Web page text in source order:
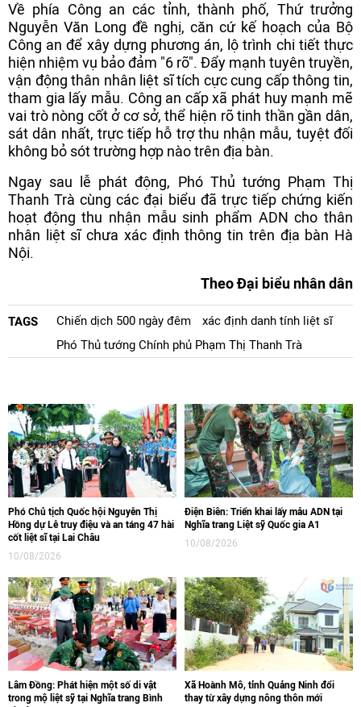
Về phía Công an các tỉnh, thành phố, Thứ trưởng
Nguyễn Văn Long đề nghị, căn cứ kế hoạch của Bộ
Công an để xây dựng phương án, lộ trình chi tiết thực
hiện nhiệm vụ bảo đảm "6 rõ". Đẩy mạnh tuyên truyền,
vận động thân nhân liệt sĩ tích cực cung cấp thông tin,
tham gia lấy mẫu. Công an cấp xã phát huy mạnh mẽ
vai trò nòng cốt ở cơ sở, thể hiện rõ tinh thần gần dân,
sát dân nhất, trực tiếp hỗ trợ thu nhận mẫu, tuyệt đối
không bỏ sót trường hợp nào trên địa bàn.
Ngay sau lễ phát động, Phó Thủ tướng Phạm Thị
Thanh Trà cùng các đại biểu đã trực tiếp chứng kiến
hoạt động thu nhận mẫu sinh phẩm ADN cho thân
nhân liệt sĩ chưa xác định thông tin trên địa bàn Hà
Nội.
Theo Đại biểu nhân dân
TAGS Chiến dịch 500 ngày đêm
xác định danh tính liệt sĩ
Phó Thủ tướng Chính phủ Phạm Thị Thanh Trà
Phó Chủ tịch Quốc hội Nguyễn Thị
Hồng dự Lễ truy điệu và an táng 47 hài
cốt liệt sĩ tại Lai Châu
10/08/2026
Điện Biên: Triển khai lấy mẫu ADN tại
Nghĩa trang Liệt sỹ Quốc gia A1
10/08/2026
Lâm Đồng: Phát hiện một số di vật
trong mộ liệt sỹ tại Nghĩa trang Bình
Xã Hoành Mô, tỉnh Quảng Ninh đổi
thay từ xây dựng nông thôn mới